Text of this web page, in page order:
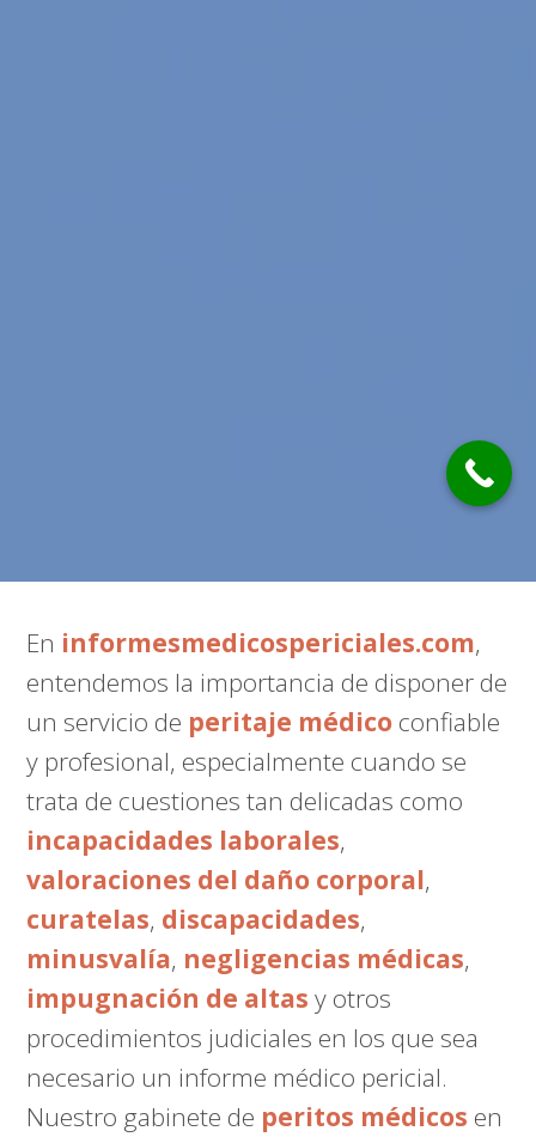
En informesmedicospericiales.com,
entendemos la importancia de disponer de
un servicio de peritaje médico confiable
y profesional, especialmente cuando se
trata de cuestiones tan delicadas como
incapacidades laborales,
valoraciones del daño corporal,
curatelas, discapacidades,
minusvalía, negligencias médicas,
impugnación de altas y otros
procedimientos judiciales en los que sea
necesario un informe médico pericial.
Nuestro gabinete de peritos médicos en